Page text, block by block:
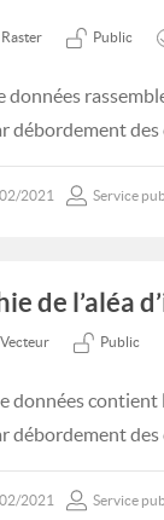
Raster Public
données
débordement
2021 Service
de l’aléa
Vecteur Public
données contient
débordement
2021 Service